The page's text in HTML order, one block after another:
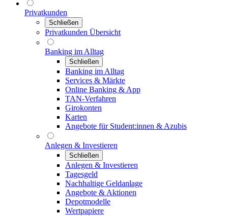
Privatkunden
Schließen
Privatkunden Übersicht
Banking im Alltag
Schließen
Banking im Alltag
Services & Märkte
Online Banking & App
TAN-Verfahren
Girokonten
Karten
Angebote für Student:innen & Azubis
Anlegen & Investieren
Schließen
Anlegen & Investieren
Tagesgeld
Nachhaltige Geldanlage
Angebote & Aktionen
Depotmodelle
Wertpapiere